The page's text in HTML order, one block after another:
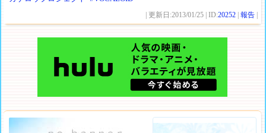
| 更新日:2013/01/25 | ID:20252 |報告